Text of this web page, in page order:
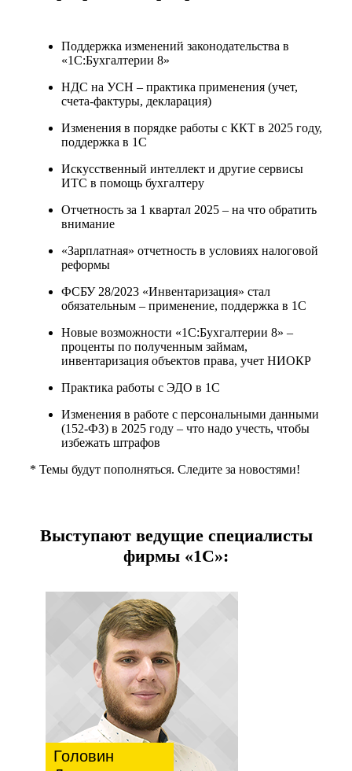
Поддержка изменений законодательства в
«1С:Бухгалтерии 8»
НДС на УСН – практика применения (учет,
счета-фактуры, декларация)
Изменения в порядке работы с ККТ в 2025 году,
поддержка в 1С
Искусственный интеллект и другие сервисы
ИТС в помощь бухгалтеру
Отчетность за 1 квартал 2025 – на что обратить
внимание
«Зарплатная» отчетность в условиях налоговой
реформы
ФСБУ 28/2023 «Инвентаризация» стал
обязательным – применение, поддержка в 1С
Новые возможности «1С:Бухгалтерии 8» –
проценты по полученным займам,
инвентаризация объектов права, учет НИОКР
Практика работы с ЭДО в 1С
Изменения в работе с персональными данными
(152-ФЗ) в 2025 году – что надо учесть, чтобы
избежать штрафов
* Темы будут пополняться. Следите за новостями!
Выступают ведущие специалисты
фирмы «1С»:
Головин